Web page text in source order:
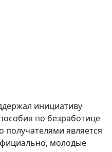
инициативу
по безработице
получателями является
молодые